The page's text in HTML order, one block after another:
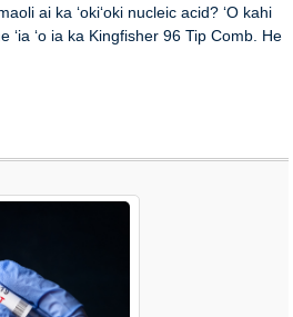
ai ka ʻokiʻoki nucleic acid? ʻO kahi
ʻia ʻo ia ka Kingfisher 96 Tip Comb. He